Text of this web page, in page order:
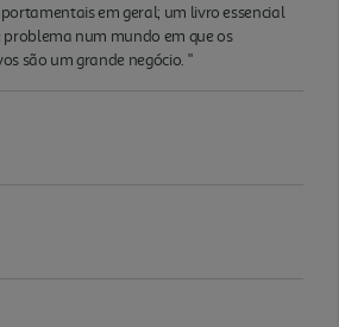
em geral; um livro essencial
num mundo em que os
são um grande negócio. "